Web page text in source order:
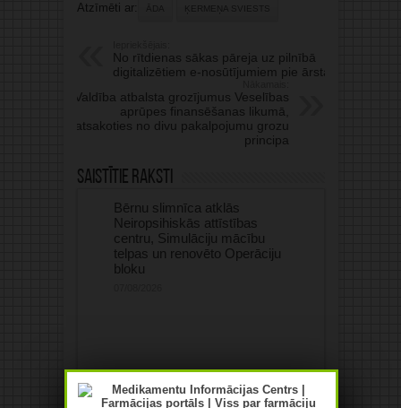
Atzīmēti ar: ĀDA ĶERMEŅA SVIESTS
No rītdienas sākas pāreja uz pilnībā
digitalizētiem e-nosūtījumiem pie ārsta
Valdība atbalsta grozījumus Veselības
aprūpes finansēšanas likumā,
atsakoties no divu pakalpojumu grozu
principa
Saistītie raksti
Bērnu slimnīca atklās
Neiropsihiskās attīstības
centru, Simulāciju mācību
telpas un renovēto Operāciju
bloku
Rīgas kārta – franču students
ar 1. tipa cukura diabētu,